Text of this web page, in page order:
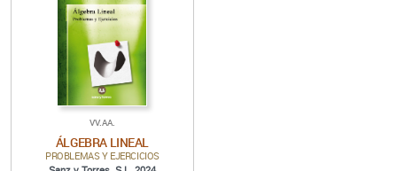
VV.AA.
ÁLGEBRA LINEAL
PROBLEMAS Y EJERCICIOS